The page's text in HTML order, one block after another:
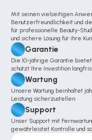
Mit seinen vielseitigen
Benutzerfreundlichkeit und
für professionelle Beauty-
und sichere Lösung für ihre
Garantie
Die 10-jährige Garantie
schützt Ihre Investition
Wartung
Unsere Wartung beinhaltet
Leistung sicherzustellen.
Support
Unser Support mit
gewährleistet Kontrolle und